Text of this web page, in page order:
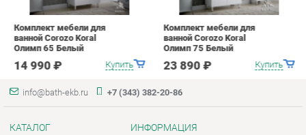
КАТАЛОГ
Коллекции
Шкафы в ванную
Комоды для ванной
Умывальники с тумбой
Тумбы под раковину
ИНФОРМАЦИЯ
О проекте
Контакты
Дизайн
Доставка и Оплата
Скидки и Акции